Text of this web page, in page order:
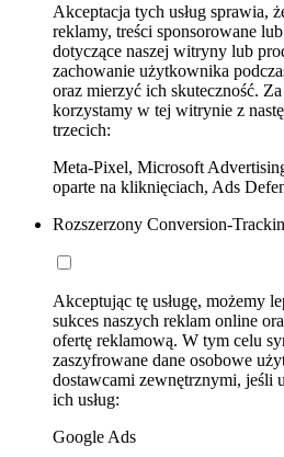
Akceptacja tych usług sprawia,
reklamy, treści sponsorowane
dotyczące naszej witryny lub
zachowanie użytkownika
oraz mierzyć ich skuteczność.
korzystamy w tej witrynie z
trzecich:
Meta-Pixel, Microsoft
oparte na kliknięciach, Ads
Rozszerzony Conversion-
Akceptując tę usługę, możemy
sukces naszych reklam online
ofertę reklamową. W tym celu
zaszyfrowane dane osobowe
dostawcami zewnętrznymi, jeśli
ich usług:
Google Ads